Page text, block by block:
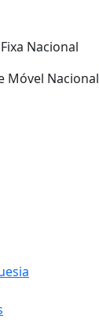
Nacional
Móvel Nacional